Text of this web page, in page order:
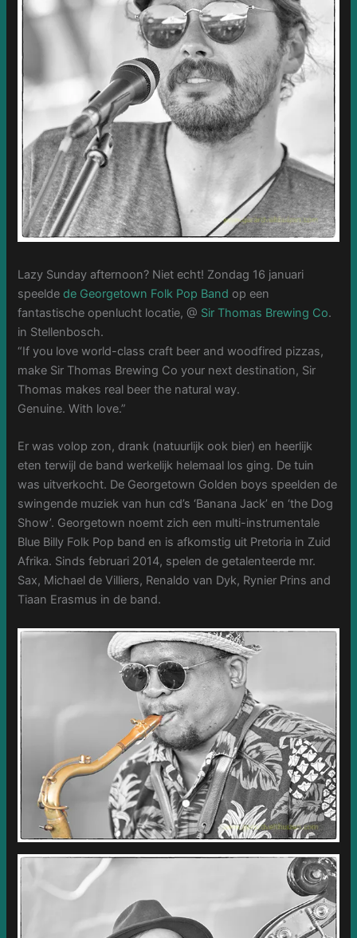
Lazy Sunday afternoon? Niet echt! Zondag 16 januari
speeldede Georgetown Folk Pop Band op een
fantastische openlucht locatie, @ Sir Thomas Brewing Co.
in Stellenbosch.
“If you love world-class craft beer and woodfired pizzas,
make Sir Thomas Brewing Co your next destination, Sir
Thomas makes real beer the natural way.
Genuine. With love.”
Er was volop zon, drank (natuurlijk ook bier) en heerlijk
eten terwijl de band werkelijk helemaal los ging. De tuin
was uitverkocht. De Georgetown Golden boys speelden de
swingende muziek van hun cd’s ‘Banana Jack’ en ‘the Dog
Show’. Georgetown noemt zich een multi-instrumentale
Blue Billy Folk Pop band en is afkomstig uit Pretoria in Zuid
Afrika. Sinds februari 2014, spelen de getalenteerde mr.
Sax, Michael de Villiers, Renaldo van Dyk, Rynier Prins and
Tiaan Erasmus in de band.